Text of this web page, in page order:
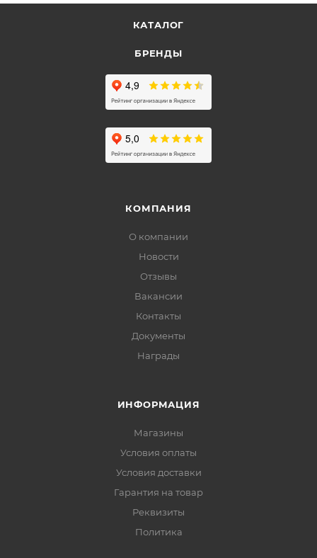
КАТАЛОГ
БРЕНДЫ
КОМПАНИЯ
О компании
Новости
Отзывы
Вакансии
Контакты
Документы
Награды
ИНФОРМАЦИЯ
Магазины
Условия оплаты
Условия доставки
Гарантия на товар
Реквизиты
Политика